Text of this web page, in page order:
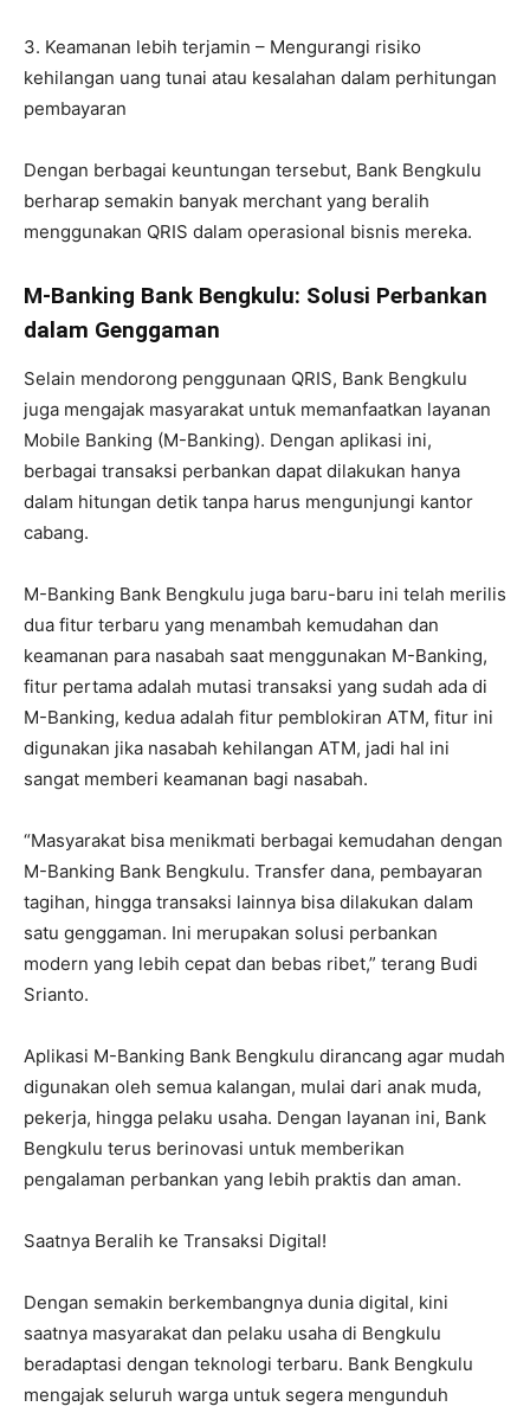
3. Keamanan lebih terjamin – Mengurangi risiko
kehilangan uang tunai atau kesalahan dalam perhitungan
pembayaran
Dengan berbagai keuntungan tersebut, Bank Bengkulu
berharap semakin banyak merchant yang beralih
menggunakan QRIS dalam operasional bisnis mereka.
M-Banking Bank Bengkulu: Solusi Perbankan
dalam Genggaman
Selain mendorong penggunaan QRIS, Bank Bengkulu
juga mengajak masyarakat untuk memanfaatkan layanan
Mobile Banking (M-Banking). Dengan aplikasi ini,
berbagai transaksi perbankan dapat dilakukan hanya
dalam hitungan detik tanpa harus mengunjungi kantor
cabang.
M-Banking Bank Bengkulu juga baru-baru ini telah merilis
dua fitur terbaru yang menambah kemudahan dan
keamanan para nasabah saat menggunakan M-Banking,
fitur pertama adalah mutasi transaksi yang sudah ada di
M-Banking, kedua adalah fitur pemblokiran ATM, fitur ini
digunakan jika nasabah kehilangan ATM, jadi hal ini
sangat memberi keamanan bagi nasabah.
“Masyarakat bisa menikmati berbagai kemudahan dengan
M-Banking Bank Bengkulu. Transfer dana, pembayaran
tagihan, hingga transaksi lainnya bisa dilakukan dalam
satu genggaman. Ini merupakan solusi perbankan
modern yang lebih cepat dan bebas ribet,” terang Budi
Srianto.
Aplikasi M-Banking Bank Bengkulu dirancang agar mudah
digunakan oleh semua kalangan, mulai dari anak muda,
pekerja, hingga pelaku usaha. Dengan layanan ini, Bank
Bengkulu terus berinovasi untuk memberikan
pengalaman perbankan yang lebih praktis dan aman.
Saatnya Beralih ke Transaksi Digital!
Dengan semakin berkembangnya dunia digital, kini
saatnya masyarakat dan pelaku usaha di Bengkulu
beradaptasi dengan teknologi terbaru. Bank Bengkulu
mengajak seluruh warga untuk segera mengunduh